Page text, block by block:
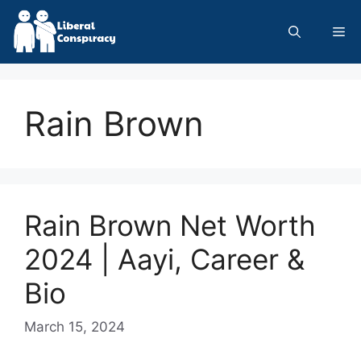
Skip
content
Rain Brown
Rain Brown Net Worth
2024 | Aayi, Career &
Bio
March 15, 2024